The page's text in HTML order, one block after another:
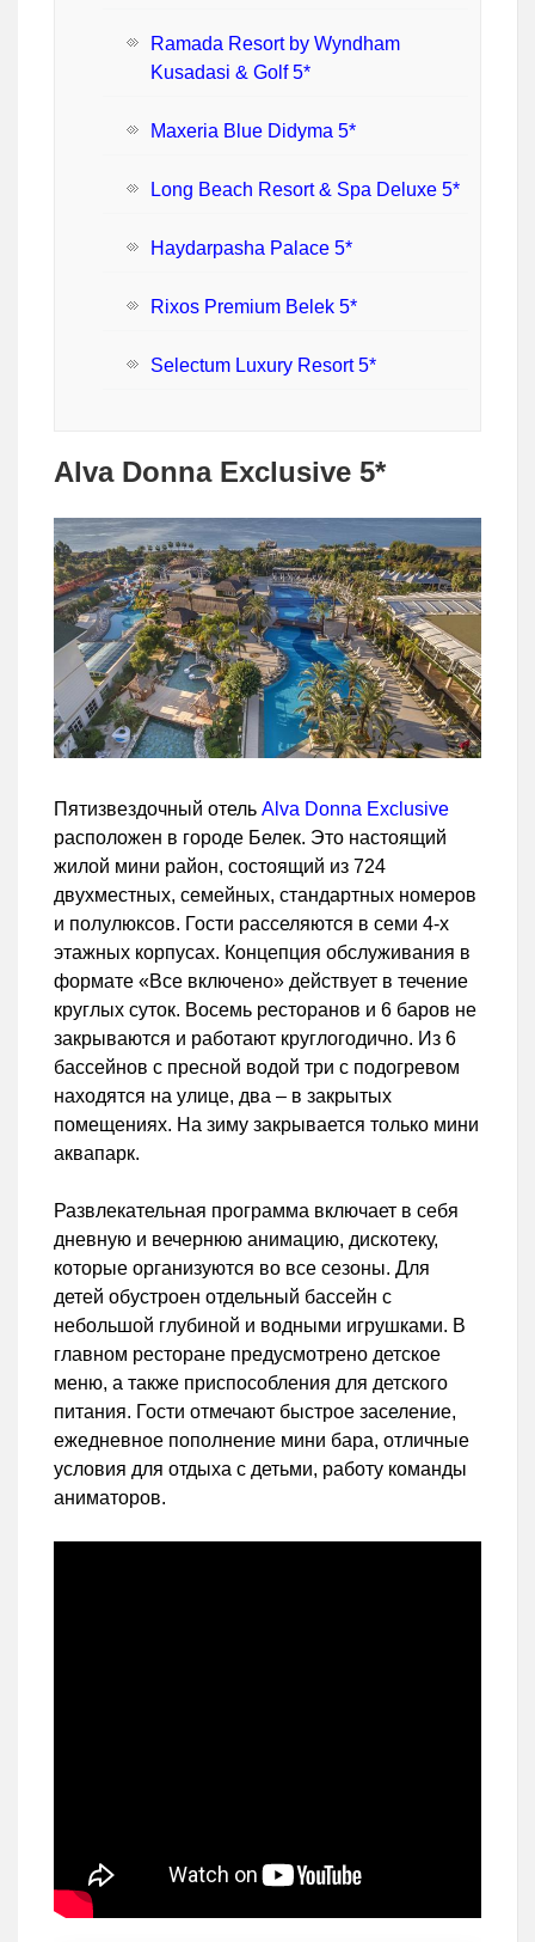
Ramada Resort by Wyndham
Kusadasi & Golf 5*
Maxeria Blue Didyma 5*
Long Beach Resort & Spa Deluxe 5*
Haydarpasha Palace 5*
Rixos Premium Belek 5*
Selectum Luxury Resort 5*
Alva Donna Exclusive 5*
Пятизвездочный отель Alva Donna Exclusive
расположен в городе Белек. Это настоящий
жилой мини район, состоящий из 724
двухместных, семейных, стандартных номеров
и полулюксов. Гости расселяются в семи 4-х
этажных корпусах. Концепция обслуживания в
формате «Все включено» действует в течение
круглых суток. Восемь ресторанов и 6 баров не
закрываются и работают круглогодично. Из 6
бассейнов с пресной водой три с подогревом
находятся на улице, два – в закрытых
помещениях. На зиму закрывается только мини
аквапарк.
Развлекательная программа включает в себя
дневную и вечернюю анимацию, дискотеку,
которые организуются во все сезоны. Для
детей обустроен отдельный бассейн с
небольшой глубиной и водными игрушками. В
главном ресторане предусмотрено детское
меню, а также приспособления для детского
питания. Гости отмечают быстрое заселение,
ежедневное пополнение мини бара, отличные
условия для отдыха с детьми, работу команды
аниматоров.